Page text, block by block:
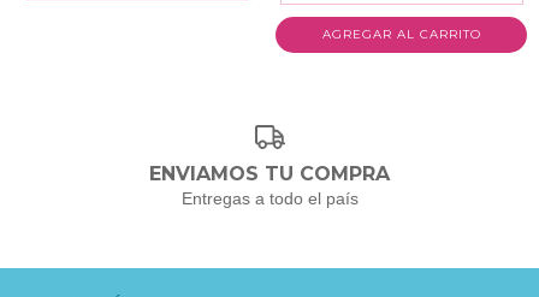
AGREGAR AL CARRITO
ENVIAMOS TU COMPRA
Entregas a todo el país